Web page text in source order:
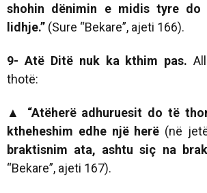
shohin dënimin e midis tyre
lidhje.” (Sure “Bekare”, ajeti 166).
9- Atë Ditë nuk ka kthim pas.
thotë:
▲
“Atëherë adhuruesit do të
ktheheshim edhe një herë (në
braktisnim ata, ashtu siç na
“Bekare”, ajeti 167).